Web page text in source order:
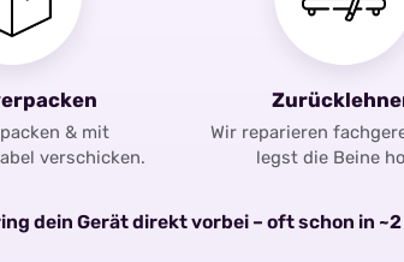
& mit
verschicken.
Wir reparieren
legst die Beine
dein Gerät direkt vorbei – oft schon in